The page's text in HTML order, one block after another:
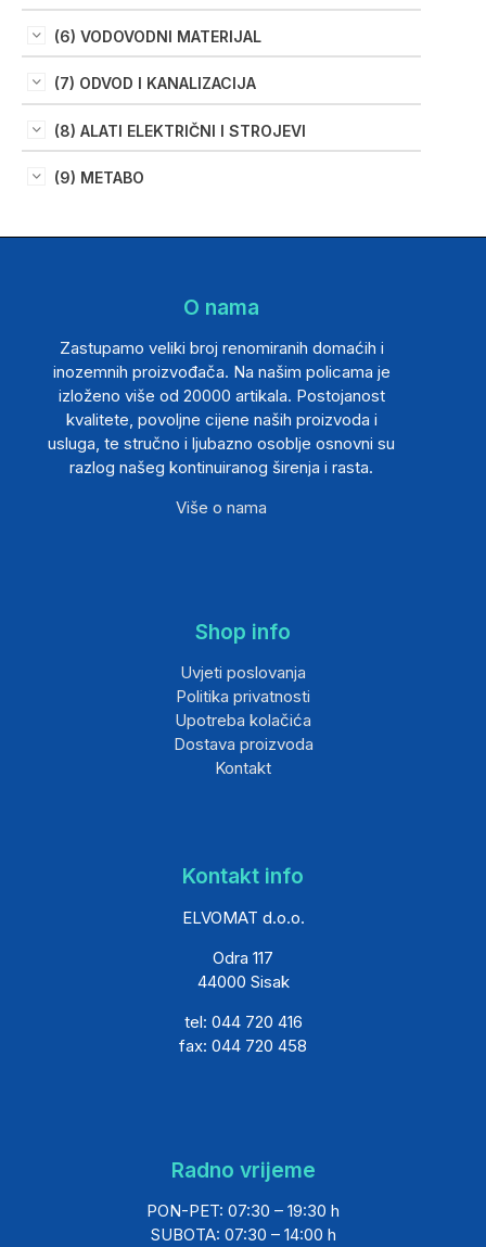
(6) VODOVODNI MATERIJAL
(7) ODVOD I KANALIZACIJA
(8) ALATI ELEKTRIČNI I STROJEVI
(9) METABO
O nama
Zastupamo veliki broj renomiranih domaćih i
inozemnih proizvođača. Na našim policama je
izloženo više od 20000 artikala. Postojanost
kvalitete, povoljne cijene naših proizvoda i
usluga, te stručno i ljubazno osoblje osnovni su
razlog našeg kontinuiranog širenja i rasta.
Više o nama
Shop info
Uvjeti poslovanja
Politika privatnosti
Upotreba kolačića
Dostava proizvoda
Kontakt
Kontakt info
ELVOMAT d.o.o.
Odra 117
44000 Sisak
tel: 044 720 416
fax: 044 720 458
Radno vrijeme
PON-PET: 07:30 – 19:30 h
SUBOTA: 07:30 – 14:00 h